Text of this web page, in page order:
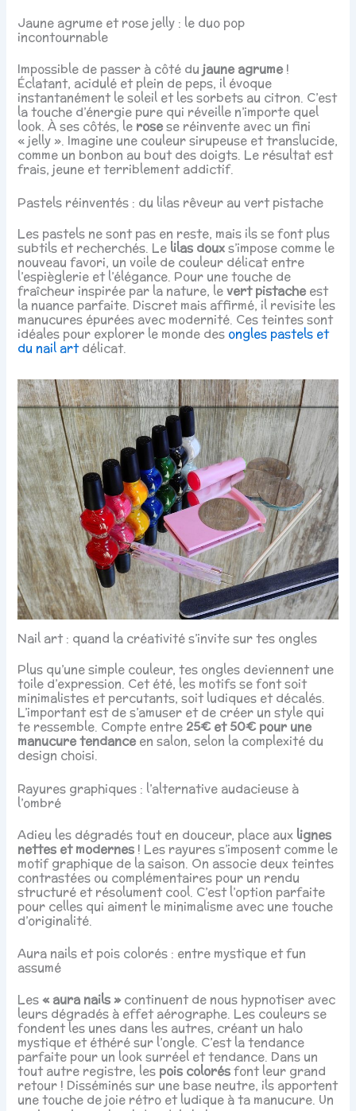
Jaune agrume et rose jelly : le duo pop
incontournable
Impossible de passer à côté dujaune agrume!
Éclatant, acidulé et plein de peps, il évoque
instantanément le soleil et les sorbets au citron. C’est
la touche d’énergie pure qui réveille n’importe quel
look. À ses côtés, le rosese réinvente avec un fini
« jelly ». Imagine une couleur sirupeuse et translucide,
comme un bonbon au bout des doigts. Le résultat est
frais, jeune et terriblement addictif.
Pastels réinventés : du lilas rêveur au vert pistache
Les pastels ne sont pas en reste, mais ils se font plus
subtils et recherchés. Le lilas douxs’impose comme le
nouveau favori, un voile de couleur délicat entre
l’espièglerie et l’élégance. Pour une touche de
fraîcheur inspirée par la nature, levert pistacheest
la nuance parfaite. Discret mais affirmé, il revisite les
manucures épurées avec modernité. Ces teintes sont
idéales pour explorer le monde des ongles pastels et
du nail artdélicat.
Nail art : quand la créativité s’invite sur tes ongles
Plus qu’une simple couleur, tes ongles deviennent une
toile d’expression. Cet été, les motifs se font soit
minimalistes et percutants, soit ludiques et décalés.
L’important est de s’amuser et de créer un style qui
te ressemble. Compte entre 25€ et 50€ pour une
manucure tendanceen salon, selon la complexité du
design choisi.
Rayures graphiques : l’alternative audacieuse à
l’ombré
Adieu les dégradés tout en douceur, place aux lignes
nettes et modernes ! Les rayures s’imposent comme le
motif graphique de la saison. On associe deux teintes
contrastées ou complémentaires pour un rendu
structuré et résolument cool. C’est l’option parfaite
pour celles qui aiment le minimalisme avec une touche
d’originalité.
Aura nails et pois colorés : entre mystique et fun
assumé
Les« aura nails »continuent de nous hypnotiser avec
leurs dégradés à effet aérographe. Les couleurs se
fondent les unes dans les autres, créant un halo
mystique et éthéré sur l’ongle. C’est la tendance
parfaite pour un look surréel et tendance. Dans un
tout autre registre, les pois colorésfont leur grand
retour ! Disséminés sur une base neutre, ils apportent
une touche de joie rétro et ludique à ta manucure. Un